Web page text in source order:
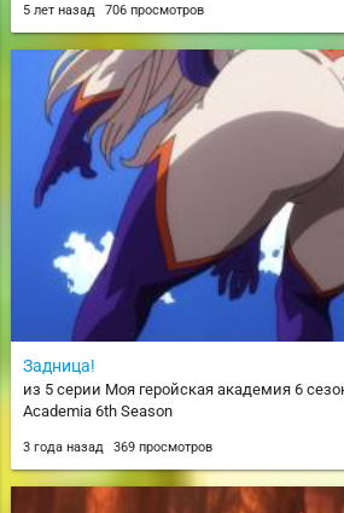
5 лет назад 706 просмотров
Задница!
из 5 серии Моя геройская академия 6
Academia 6th Season
3 года назад 369 просмотров